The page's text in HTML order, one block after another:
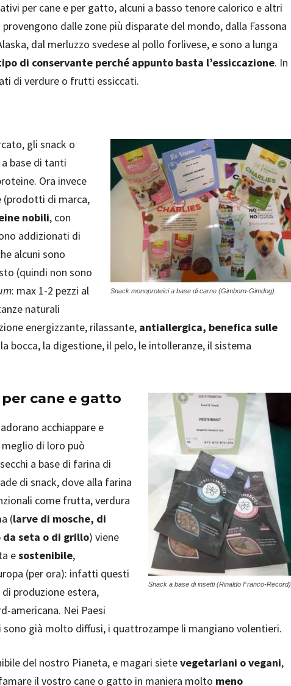
per cane e per gatto, alcuni a basso tenore calorico e altri
dalle zone più disparate del mondo, dalla Fassona
dal merluzzo svedese al pollo forlivese, e sono a lunga
di conservante perché appunto basta l’essiccazione. In
di verdure o frutti essiccati.
Snack monoproteici a base di carne (Gimborn-Gimdog).
gli snack o
base di tanti
Ora invece
(prodotti di marca,
nobili, con
addizionati di
alcuni sono
(quindi non sono
: max 1-2 pezzi al
naturali
energizzante, rilassante, antiallergica, benefica sulle
bocca, la digestione, il pelo, le intolleranze, il sistema
Snack a base di insetti (Rinaldo Franco-Record).
cane e gatto
acchiappare e
di loro può
a base di farina di
di snack, dove alla farina
come frutta, verdura
(larve di mosche, di
seta o di grillo) viene
esostenibile,
(per ora): infatti questi
produzione estera,
americana. Nei Paesi
già molto diffusi, i quattrozampe li mangiano volentieri.
del nostro Pianeta, e magari sietevegetariani o vegani,
il vostro cane o gatto in maniera molto meno